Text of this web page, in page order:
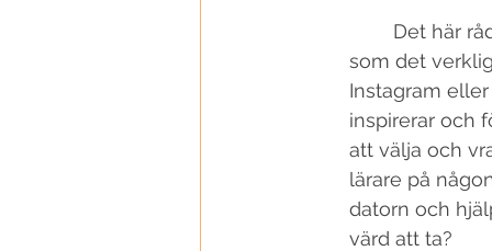
som det
Instagram
inspirerar och
att välja och
lärare på
datorn och
värd att ta?